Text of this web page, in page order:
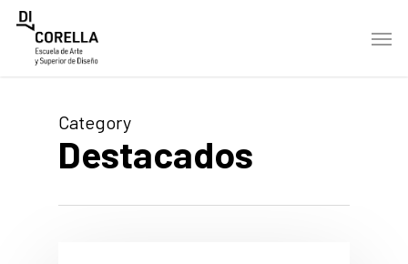
Skip
Menu
Category
Destacados